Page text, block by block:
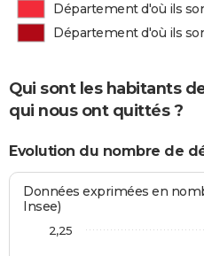
Département d'où ils
Département d'où ils
Qui sont les habitants
qui nous ont quittés ?
Evolution du nombre de
Données exprimées en
Insee)
2,25